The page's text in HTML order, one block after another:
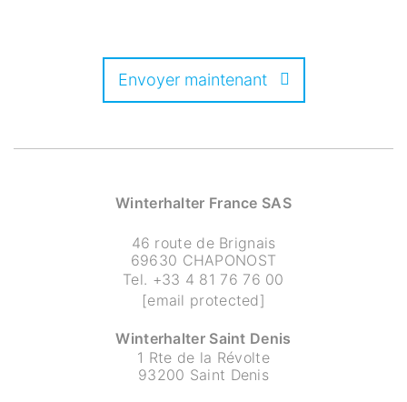
Envoyer maintenant
Winterhalter France SAS
46 route de Brignais
69630 CHAPONOST
Tel. +33 4 81 76 76 00
[email protected]
Winterhalter Saint Denis
1 Rte de la Révolte
93200 Saint Denis